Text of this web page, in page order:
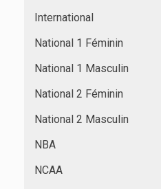
International
National 1 Féminin
National 1 Masculin
National 2 Féminin
National 2 Masculin
NBA
NCAA